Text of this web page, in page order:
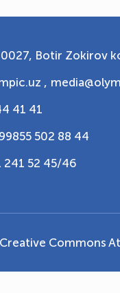
Botir Zokirov
,
41 41
502 88 44
241 52 45/46
Creative Commons